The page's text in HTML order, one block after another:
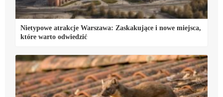
Nietypowe atrakcje Warszawa: Zaskakujące i nowe miejsca,
które warto odwiedzić